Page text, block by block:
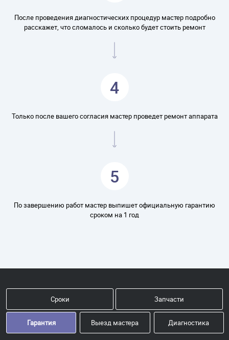
После проведения диагностических процедур мастер подробно
расскажет, что сломалось и сколько будет стоить ремонт
4
Только после вашего согласия мастер проведет ремонт аппарата
5
По завершению работ мастер выпишет официальную гарантию
сроком на 1 год
Сроки Запчасти
Гарантия Выезд мастера Диагностика